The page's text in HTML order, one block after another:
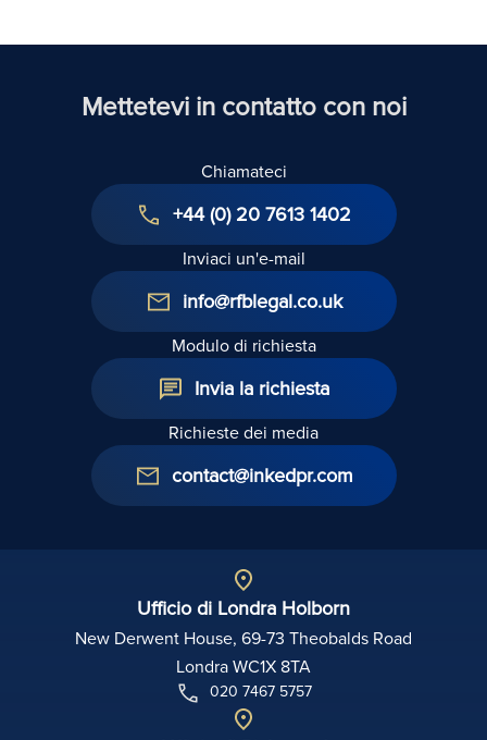
Mettetevi in contatto con noi
Chiamateci
+44 (0) 20 7613 1402
Inviaci un'e-mail
info@rfblegal.co.uk
Modulo di richiesta
Invia la richiesta
Richieste dei media
contact@inkedpr.com
Ufficio di Londra Holborn
New Derwent House, 69-73 Theobalds Road
Londra WC1X 8TA
020 7467 5757